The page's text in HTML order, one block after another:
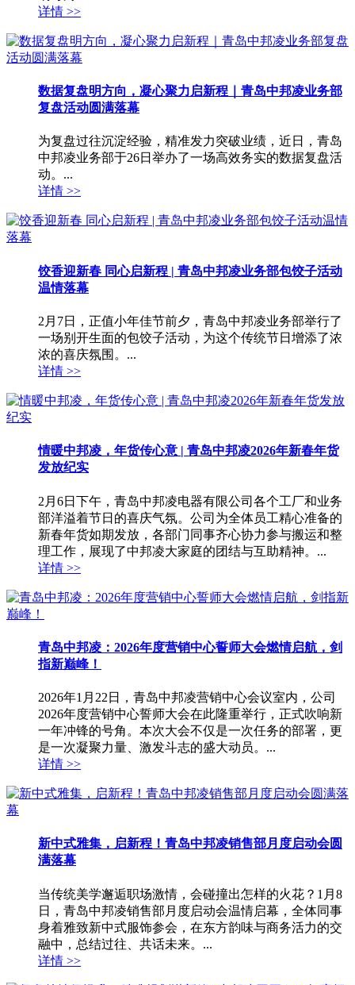
详情 >>
数据复盘明方向，凝心聚力启新程｜青岛中邦凌业务部
复盘活动圆满落幕
为复盘过往沉淀经验，精准发力突破业绩，近日，青岛
中邦凌业务部于26日举办了一场高效务实的数据复盘活
动。...
详情 >>
饺香迎新春 同心启新程 | 青岛中邦凌业务部包饺子活动
温情落幕
2月7日，正值小年佳节前夕，青岛中邦凌业务部举行了
一场别开生面的包饺子活动，为这个传统节日增添了浓
浓的喜庆氛围。...
详情 >>
情暖中邦凌，年货传心意 | 青岛中邦凌2026年新春年货
发放纪实
2月6日下午，青岛中邦凌电器有限公司各个工厂和业务
部洋溢着节日的喜庆气氛。公司为全体员工精心准备的
新春年货如期发放，各部门同事齐心协力参与搬运和整
理工作，展现了中邦凌大家庭的团结与互助精神。...
详情 >>
青岛中邦凌：2026年度营销中心誓师大会燃情启航，剑
指新巅峰！
2026年1月22日，青岛中邦凌营销中心会议室内，公司
2026年度营销中心誓师大会在此隆重举行，正式吹响新
一年冲锋的号角。本次大会不仅是一次任务的部署，更
是一次凝聚力量、激发斗志的盛大动员。...
详情 >>
新中式雅集，启新程！青岛中邦凌销售部月度启动会圆
满落幕
当传统美学邂逅职场激情，会碰撞出怎样的火花？1月8
日，青岛中邦凌销售部月度启动会温情启幕，全体同事
身着雅致新中式服饰参会，在东方韵味与商务活力的交
融中，总结过往、共话未来。...
详情 >>